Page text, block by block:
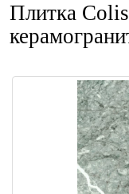
Плитка